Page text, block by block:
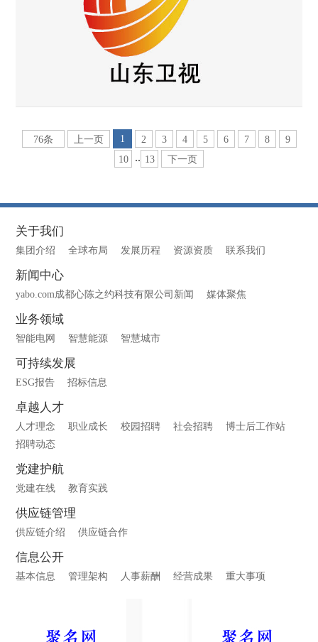
76条 上一页 1 2 3 4 5 6 7 8
9
10
.. 13 下一页
关于我们
集团介绍 全球布局 发展历程 资源资质 联系我们
新闻中心
yabo.com成都心陈之约科技有限公司新闻 媒体聚焦
业务领域
智能电网 智慧能源 智慧城市
可持续发展
ESG报告 招标信息
卓越人才
人才理念 职业成长 校园招聘 社会招聘
博士后工作站
招聘动态
党建护航
党建在线 教育实践
供应链管理
供应链介绍 供应链合作
信息公开
基本信息 管理架构 人事薪酬 经营成果 重大事项